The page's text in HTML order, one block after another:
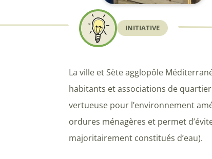
INITIATIVE
La ville et Sète agglopôle
habitants et associations de
vertueuse pour l’environnement
ordures ménagères et permet
majoritairement constitués d’eau).